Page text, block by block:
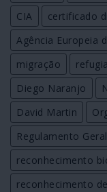
CIA
certificado
Agência Europeia
migração
Diego Naranjo
David Martin
Regulamento
reconhecimento
reconhecimento